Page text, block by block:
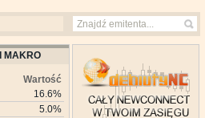
MAKRO
Wartość
16.6%
5.0%